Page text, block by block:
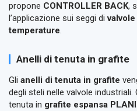
propone CONTROLLER BACK,
l’applicazione sui seggi di
temperature.
Anelli di tenuta in grafite
Gli anelli di tenuta in grafite
degli steli nelle valvole industriali.
tenuta in grafite espansa